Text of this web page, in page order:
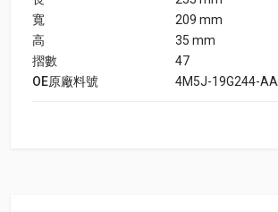
寬
209 mm
高
35 mm
摺數
47
OE原廠料號
4M5J-19G244-AA